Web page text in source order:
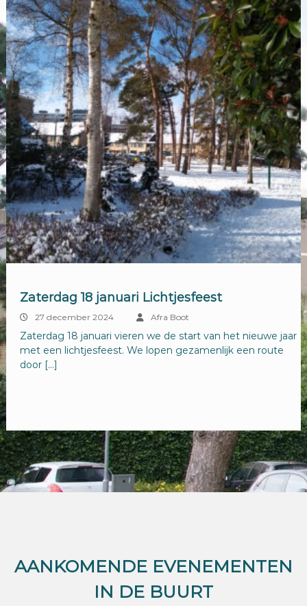
Zaterdag 18 januari Lichtjesfeest
27 december 2024 Afra Boot
Zaterdag 18 januari vieren we de start van het nieuwe jaar
met een lichtjesfeest. We lopen gezamenlijk een route
door […]
AANKOMENDE EVENEMENTEN
IN DE BUURT